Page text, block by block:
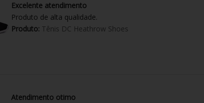
Excelente atendimento
Produto de alta qualidade.
Produto: Tênis DC Heathrow Shoes
Atendimento otimo